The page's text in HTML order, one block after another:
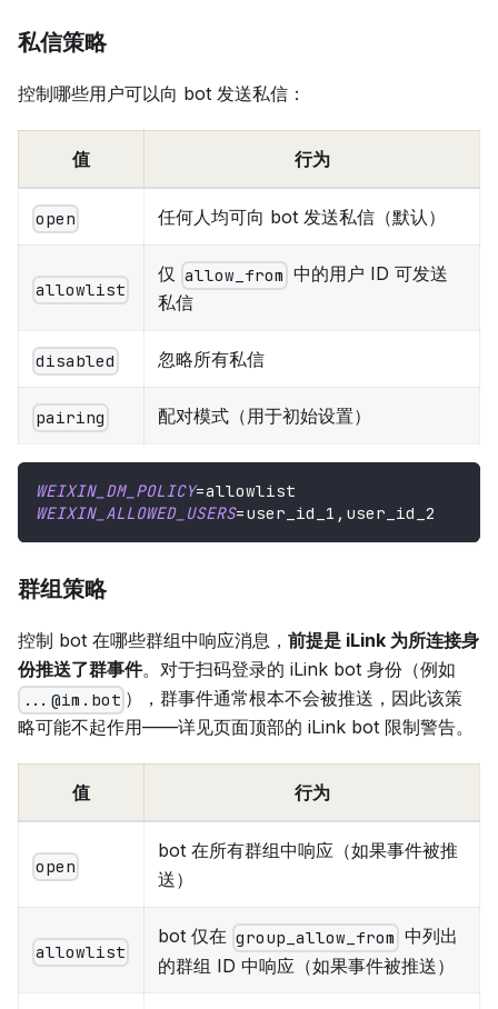
私信策略
控制哪些用户可以向 bot 发送私信：
值 行为
open 任何人均可向 bot 发送私信（默认）
allowlist
仅 allow_from 中的用户 ID 可发送
私信
disabled 忽略所有私信
pairing 配对模式（用于初始设置）
WEIXIN_DM_POLICY=allowlist
WEIXIN_ALLOWED_USERS=user_id_1,user_id_2
群组策略
控制 bot 在哪些群组中响应消息， 前提是 iLink 为所连接身
份推送了群事件。对于扫码登录的 iLink bot 身份（例如
...@im.bot ），群事件通常根本不会被推送，因此该策
略可能不起作用——详见页面顶部的 iLink bot 限制警告。
值 行为
open
bot 在所有群组中响应（如果事件被推
送）
allowlist
bot 仅在 group_allow_from 中列出
的群组 ID 中响应（如果事件被推送）